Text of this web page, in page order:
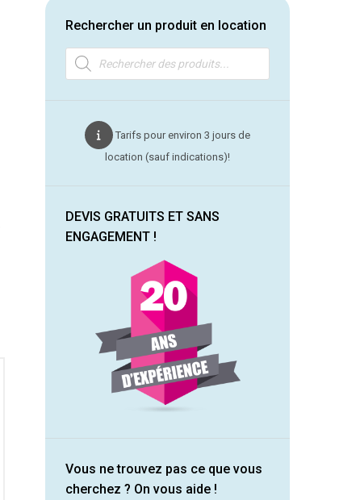
Rechercher un produit en location
Recherche
de
produits
Tarifs pour environ 3 jours de
location (sauf indications)!
DEVIS GRATUITS ET SANS
ENGAGEMENT !
Vous ne trouvez pas ce que vous
cherchez ? On vous aide !